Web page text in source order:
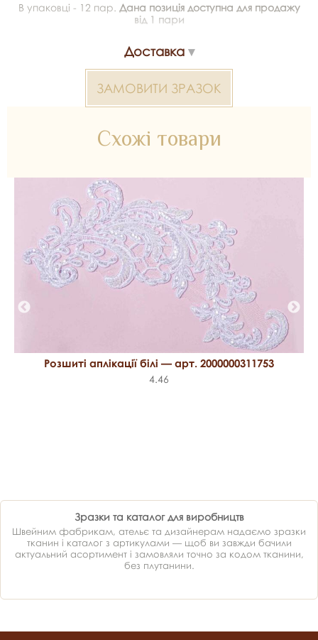
В упаковці - 12 пар. Дана позиція доступна для продажу
від 1 пари
Доставка
ЗАМОВИТИ ЗРАЗОК
Схожі товари
Розшиті аплікації білі — арт. 2000000311753
4.46
Зразки та каталог для виробництв
Швейним фабрикам, ательє та дизайнерам надаємо зразки
тканин і каталог з артикулами — щоб ви завжди бачили
актуальний асортимент і замовляли точно за кодом тканини,
без плутанини.